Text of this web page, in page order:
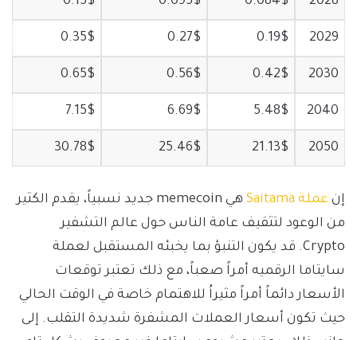
2029
0.19$
0.27$
0.35$
2030
0.42$
0.56$
0.65$
2040
5.48$
6.69$
7.15$
2050
21.13$
25.46$
30.78$
إن عملة Saitama
هي memecoin جديد نسبياً، يقدم الكثير
من الوعود لتثقيف عامة الناس حول عالم التشفير
Crypto. قد يكون التنبؤ بما يخبئه المستقبل لعملة
سايتاما الرقميه أمراً صعباً، مع ذلك تعتبر توقعات
الأسعار دائماً أمراً مثيراُ للاهتمام خاصة في الوقت الحالي
حيث تكون أسعار العملات المشفرة شديدة التقلب. إلى